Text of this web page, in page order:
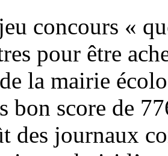
concours «
pour être
la mairie
bon score de
des journaux